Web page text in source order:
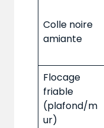
Colle noire
amiante
Flocage
friable
(plafond/m
ur)